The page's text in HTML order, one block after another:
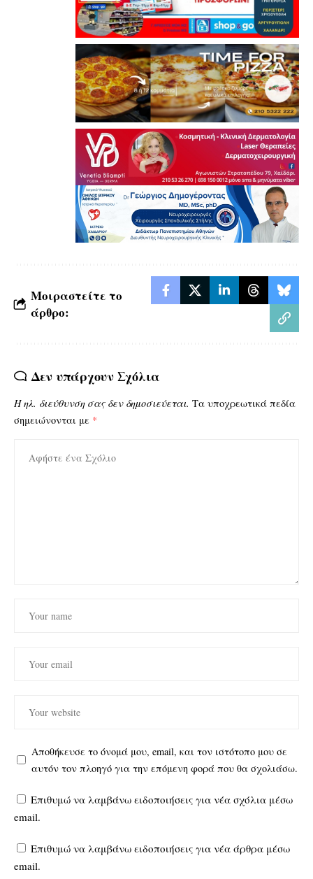
Μοιραστείτε το
άρθρο:
Δεν υπάρχουν Σχόλια
Η ηλ. διεύθυνση σας δεν δημοσιεύεται. Τα υποχρεωτικά πεδία
σημειώνονται με *
Αποθήκευσε το όνομά μου, email, και τον ιστότοπο μου σε
αυτόν τον πλοηγό για την επόμενη φορά που θα σχολιάσω.
Επιθυμώ να λαμβάνω ειδοποιήσεις για νέα σχόλια μέσω
email.
Επιθυμώ να λαμβάνω ειδοποιήσεις για νέα άρθρα μέσω
email.